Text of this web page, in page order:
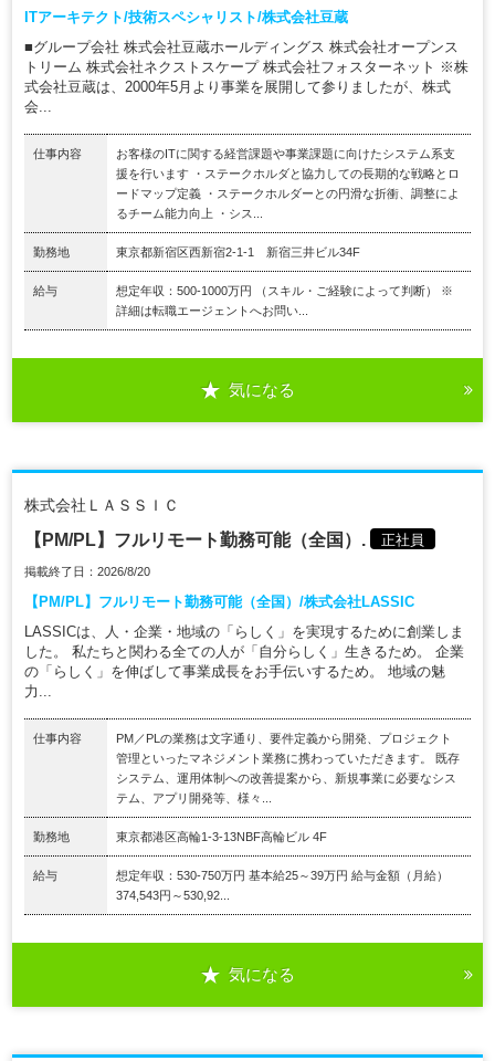
ITアーキテクト/技術スペシャリスト/株式会社豆蔵
■グループ会社 株式会社豆蔵ホールディングス 株式会社オープンス
トリーム 株式会社ネクストスケープ 株式会社フォスターネット ※株
式会社豆蔵は、2000年5月より事業を展開して参りましたが、株式
会...
仕事内容
お客様のITに関する経営課題や事業課題に向けたシステム系支
援を行います ・ステークホルダと協力しての長期的な戦略とロ
ードマップ定義 ・ステークホルダーとの円滑な折衝、調整によ
るチーム能力向上 ・シス...
勤務地 東京都新宿区西新宿2-1-1 新宿三井ビル34F
給与
想定年収：500-1000万円 （スキル・ご経験によって判断） ※
詳細は転職エージェントへお問い...
気になる
株式会社ＬＡＳＳＩＣ
【PM/PL】フルリモート勤務可能（全国）. 正社員
掲載終了日：2026/8/20
【PM/PL】フルリモート勤務可能（全国）/株式会社LASSIC
LASSICは、人・企業・地域の「らしく」を実現するために創業しま
した。 私たちと関わる全ての人が「自分らしく」生きるため。 企業
の「らしく」を伸ばして事業成長をお手伝いするため。 地域の魅
力...
仕事内容
PM／PLの業務は文字通り、要件定義から開発、プロジェクト
管理といったマネジメント業務に携わっていただきます。 既存
システム、運用体制への改善提案から、新規事業に必要なシス
テム、アプリ開発等、様々...
勤務地 東京都港区高輪1-3-13NBF高輪ビル 4F
給与
想定年収：530-750万円 基本給25～39万円 給与金額（月給）
374,543円～530,92...
気になる